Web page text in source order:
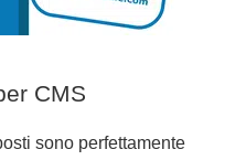
CMS
sono perfettamente